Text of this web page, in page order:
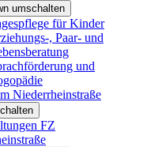
umschalten
für Kinder
, Paar- und
und
Niederrheinstraße
FZ